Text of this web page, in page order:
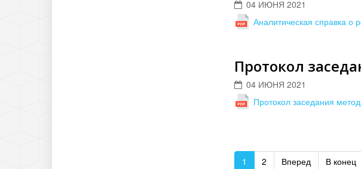
04 ИЮНЯ 2021
Аналитическая справка о
Протокол
04 ИЮНЯ 2021
Протокол заседания
1 2 Вперед В конец